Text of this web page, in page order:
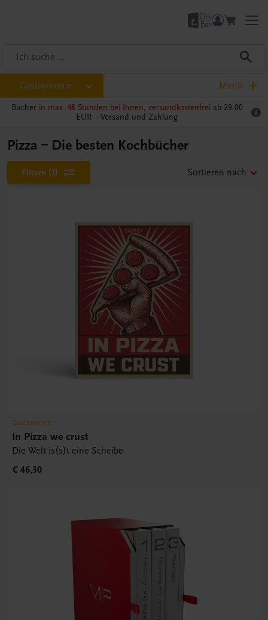
Gastronomie Menü
Bücher in max. 48 Stunden bei Ihnen, versandkostenfrei ab 29,00
EUR – Versand und Zahlung
Pizza – Die besten Kochbücher
Filtern (1) Sortieren nach
Gastronomie
In Pizza we crust
Die Welt is(s)t eine Scheibe
€ 46,30